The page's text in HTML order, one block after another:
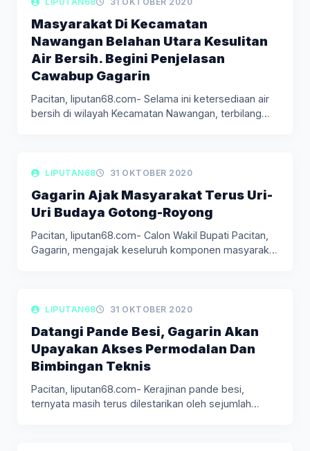
Masyarakat Di Kecamatan
Nawangan Belahan Utara Kesulitan
Air Bersih. Begini Penjelasan
Cawabup Gagarin
Pacitan, liputan68.com- Selama ini ketersediaan air
bersih di wilayah Kecamatan Nawangan, terbilang…
LIPUTAN BERITA
LIPUTAN68 31 OKTOBER 2020
Gagarin Ajak Masyarakat Terus Uri-
Uri Budaya Gotong-Royong
Pacitan, liputan68.com- Calon Wakil Bupati Pacitan,
Gagarin, mengajak keseluruh komponen masyarakat
LIPUTAN BERITA
LIPUTAN68 31 OKTOBER 2020
Datangi Pande Besi, Gagarin Akan
Upayakan Akses Permodalan Dan
Bimbingan Teknis
Pacitan, liputan68.com- Kerajinan pande besi,
ternyata masih terus dilestarikan oleh sejumlah